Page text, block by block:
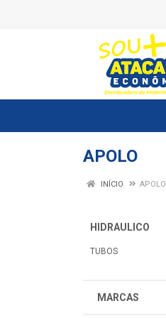
APOLO
INÍCIO APOLO
HIDRAULICO
TUBOS
MARCAS